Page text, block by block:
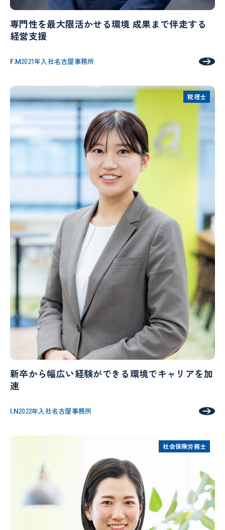
専門性を最大限活かせる環境 成果まで伴走する
経営支援
F.M2021年入社名古屋事務所
税理士
新卒から幅広い経験ができる環境でキャリアを加
速
I.N2022年入社名古屋事務所
社会保険労務士